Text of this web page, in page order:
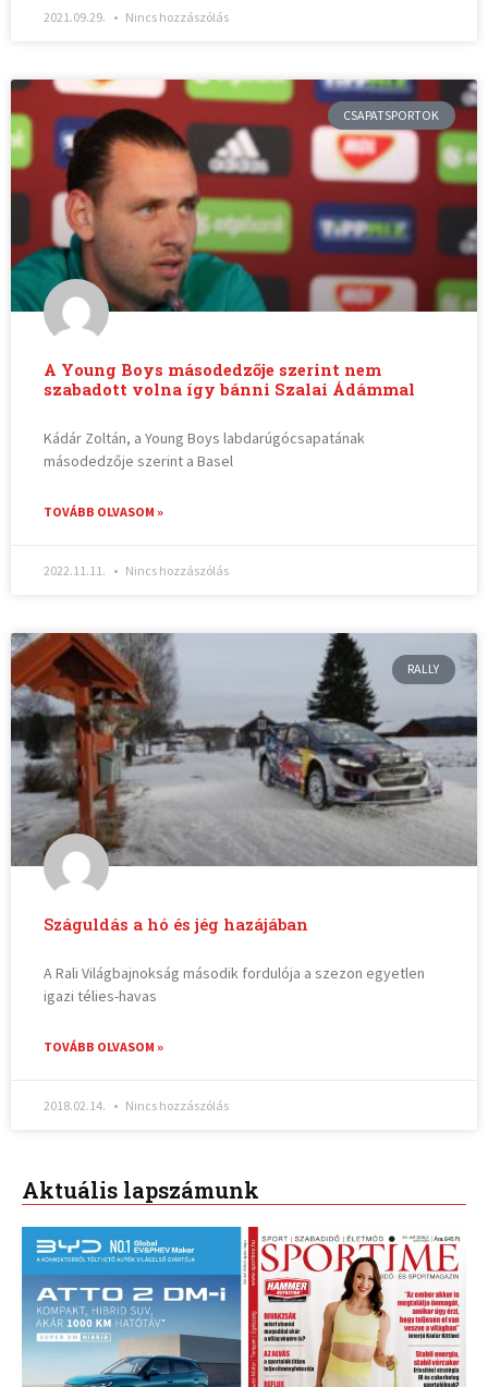
2021.09.29. Nincs hozzászólás
CSAPATSPORTOK
A Young Boys másodedzője szerint nem
szabadott volna így bánni Szalai Ádámmal
Kádár Zoltán, a Young Boys labdarúgócsapatának
másodedzője szerint a Basel
TOVÁBB OLVASOM »
2022.11.11. Nincs hozzászólás
RALLY
Száguldás a hó és jég hazájában
A Rali Világbajnokság második fordulója a szezon egyetlen
igazi télies-havas
TOVÁBB OLVASOM »
2018.02.14. Nincs hozzászólás
Aktuális lapszámunk